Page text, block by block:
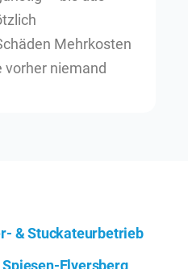
Mehrkosten
vorher niemand
& Stuckateurbetrieb
Elversberg